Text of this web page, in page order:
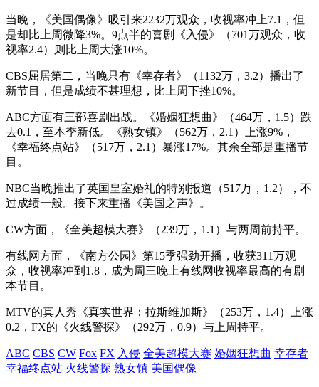
当晚，《美国偶像》吸引来2232万观众，收视率冲上7.1，但
是却比上周微降3%。9点半的喜剧《入侵》（701万观众，收
视率2.4）则比上周大涨10%。
CBS屈居第二，当晚只有《幸存者》（1132万，3.2）播出了
新节目，但是成绩不甚理想，比上周下挫10%。
ABC方面有三部喜剧出战。《婚姻狂想曲》（464万，1.5）跌
去0.1，至本季新低。《熟女镇》（562万，2.1）上涨9%，
《幸福终点站》（517万，2.1）暴涨17%。其余全部是重播节
目。
NBC当晚推出了英国皇室婚礼的特别报道（517万，1.2），不
过成绩一般。接下来重播《美国之声》。
CW方面，《全美超模大赛》（239万，1.1）与两周前持平。
有线网方面，《南方公园》第15季强劲开播，收获311万观
众，收视率冲到1.8，成为周三晚上有线网收视率最高的有剧
本节目。
MTV的真人秀《真实世界：拉斯维加斯》（253万，1.4）上涨
0.2，FX的《火线警探》（292万，0.9）与上周持平。
ABC CBS CW Fox FX 入侵 全美超模大赛 婚姻狂想曲 幸存者
幸福终点站 火线警探 熟女镇 美国偶像